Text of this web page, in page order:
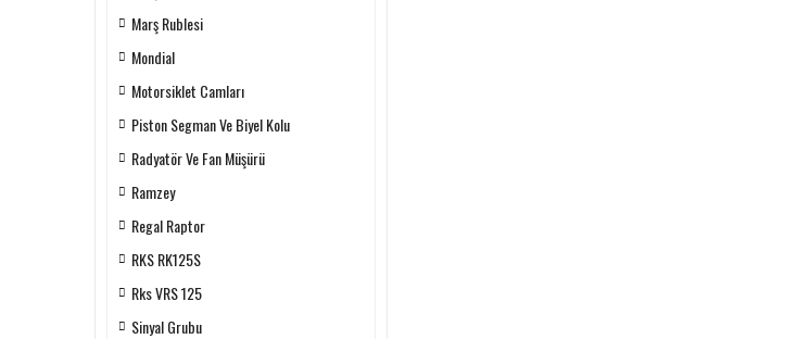
Marş Rublesi
Mondial
Motorsiklet Camları
Piston Segman Ve Biyel Kolu
Radyatör Ve Fan Müşürü
Ramzey
Regal Raptor
RKS RK125S
Rks VRS 125
Sinyal Grubu